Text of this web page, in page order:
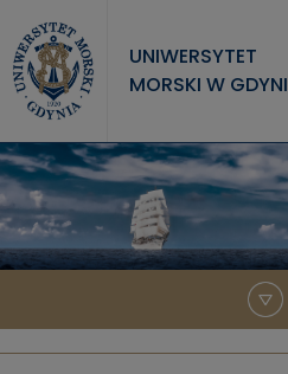
UNIWERSYTET
MORSKI W GDYNI
UNIWERSYTET
STUDIA
NAUKA